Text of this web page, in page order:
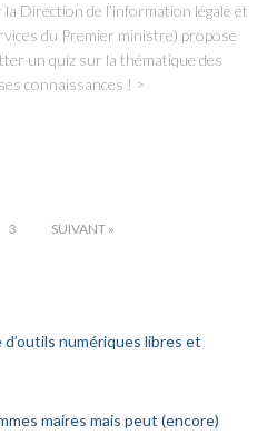
Direction de l’information légale et
du Premier ministre) propose
un quiz sur la thématique des
connaissances ! >
3 SUIVANT
d’outils numériques libres et
maires mais peut (encore)